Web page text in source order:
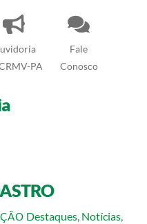
PA
Fale
Conosco
Destaques, Notícias,